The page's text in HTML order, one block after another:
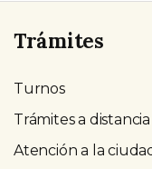
Trámites
Turnos
Trámites a distancia
Atención a la